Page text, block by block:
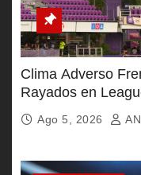
Clima Adverso
Rayados en
Ago 5, 2026